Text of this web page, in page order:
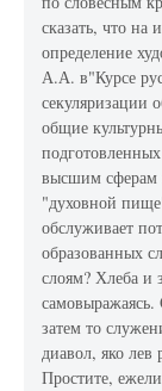
сказать, что
определение
А.А. в"Курсе
общие
высшим сферам
"духовной
обслуживает
образованных
слоям? Хлеба и
затем то
диавол, яко лев
Простите,